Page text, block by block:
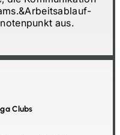
&Arbeitsablauf-
aus.
Clubs